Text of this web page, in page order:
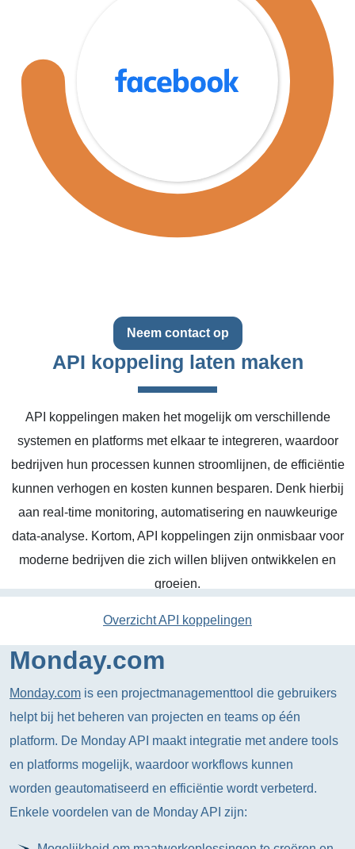
Neem contact op
API koppeling laten maken
API koppelingen maken het mogelijk om verschillende
systemen en platforms met elkaar te integreren, waardoor
bedrijven hun processen kunnen stroomlijnen, de efficiëntie
kunnen verhogen en kosten kunnen besparen. Denk hierbij
aan real-time monitoring, automatisering en nauwkeurige
data-analyse. Kortom, API koppelingen zijn onmisbaar voor
moderne bedrijven die zich willen blijven ontwikkelen en
groeien.
Overzicht API koppelingen
Monday.com
Monday.com is een projectmanagementtool die gebruikers
helpt bij het beheren van projecten en teams op één
platform. De Monday API maakt integratie met andere tools
en platforms mogelijk, waardoor workflows kunnen
worden geautomatiseerd en efficiëntie wordt verbeterd.
Enkele voordelen van de Monday API zijn: